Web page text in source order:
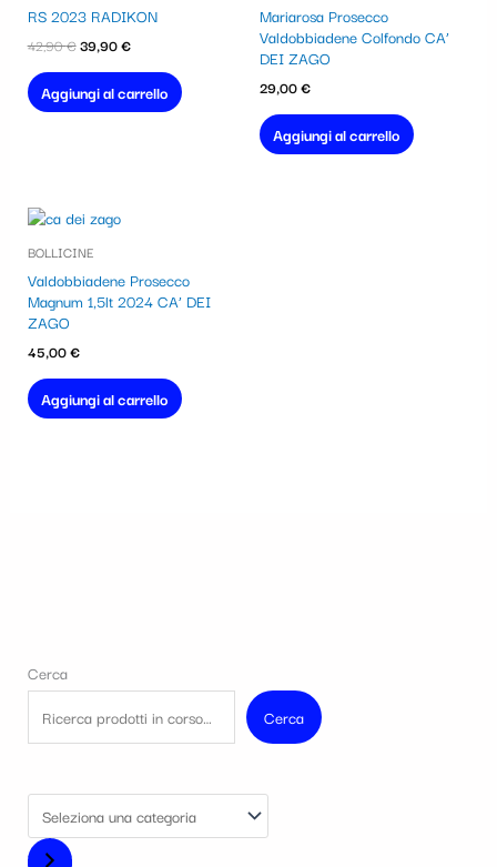
RS 2023 RADIKON
42,90€
era:
39,90€
è:
Aggiungi al carrello
Mariarosa Prosecco
Valdobbiadene Colfondo CA’
DEI ZAGO
29,00€
Aggiungi al carrello
BOLLICINE
Valdobbiadene Prosecco
Magnum 1,5lt 2024 CA’ DEI
ZAGO
45,00€
Aggiungi al carrello
Cerca
Cerca